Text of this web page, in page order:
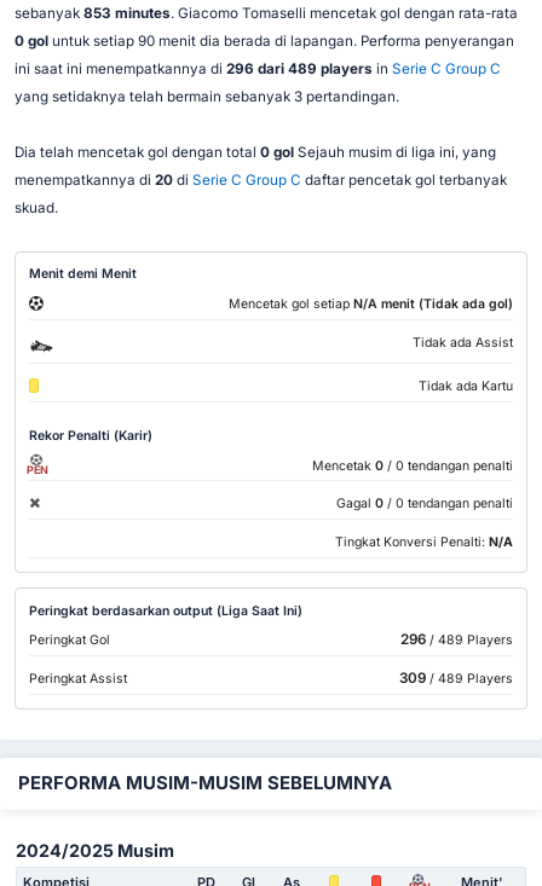
sebanyak 853 minutes. Giacomo Tomaselli mencetak gol dengan rata-rata
0 goluntuk setiap 90 menit dia berada di lapangan. Performa penyerangan
ini saat ini menempatkannya di 296 dari 489 players in Serie C Group C
yang setidaknya telah bermain sebanyak 3 pertandingan.
Dia telah mencetak gol dengan total 0 golSejauh musim di liga ini, yang
menempatkannya di 20di Serie C Group C daftar pencetak gol terbanyak
skuad.
Menit demi Menit
Mencetak gol setiap N/A menit (Tidak ada gol)
Tidak ada Assist
Tidak ada Kartu
Rekor Penalti (Karir)
PEN Mencetak 0 / 0 tendangan penalti
Gagal 0 / 0 tendangan penalti
Tingkat Konversi Penalti: N/A
Peringkat berdasarkan output (Liga Saat Ini)
Peringkat Gol
296/ 489 Players
Peringkat Assist 309/ 489 Players
PERFORMA MUSIM-MUSIM SEBELUMNYA
2024/2025 Musim